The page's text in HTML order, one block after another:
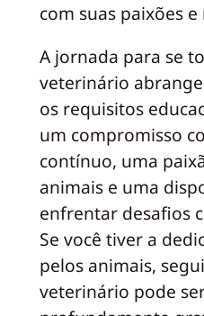
com suas paixões
A jornada para se
veterinário
os requisitos
um compromisso
contínuo, uma
animais e uma
enfrentar desafios
Se você tiver a
pelos animais,
veterinário pode